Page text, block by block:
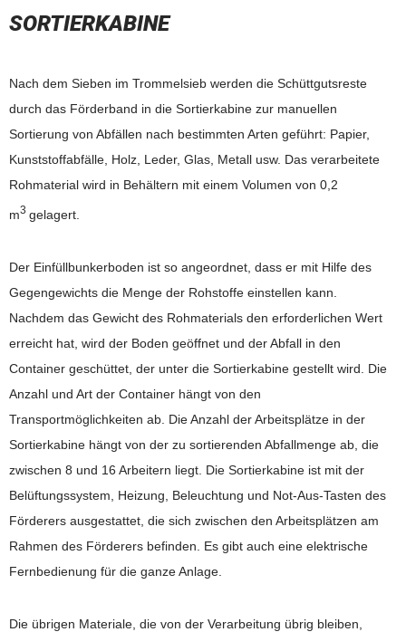
SORTIERKABINE
Nach dem Sieben im Trommelsieb werden die Schüttgutsreste
durch das Förderband in die Sortierkabine zur manuellen
Sortierung von Abfällen nach bestimmten Arten geführt: Papier,
Kunststoffabfälle, Holz, Leder, Glas, Metall usw. Das verarbeitete
Rohmaterial wird in Behältern mit einem Volumen von 0,2
m3 gelagert.
Der Einfüllbunkerboden ist so angeordnet, dass er mit Hilfe des
Gegengewichts die Menge der Rohstoffe einstellen kann.
Nachdem das Gewicht des Rohmaterials den erforderlichen Wert
erreicht hat, wird der Boden geöffnet und der Abfall in den
Container geschüttet, der unter die Sortierkabine gestellt wird. Die
Anzahl und Art der Container hängt von den
Transportmöglichkeiten ab. Die Anzahl der Arbeitsplätze in der
Sortierkabine hängt von der zu sortierenden Abfallmenge ab, die
zwischen 8 und 16 Arbeitern liegt. Die Sortierkabine ist mit der
Belüftungssystem, Heizung, Beleuchtung und Not-Aus-Tasten des
Förderers ausgestattet, die sich zwischen den Arbeitsplätzen am
Rahmen des Förderers befinden. Es gibt auch eine elektrische
Fernbedienung für die ganze Anlage.
Die übrigen Materiale, die von der Verarbeitung übrig bleiben,